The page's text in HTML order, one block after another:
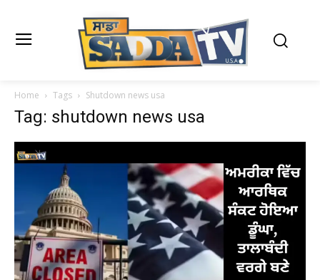
Home Tags Shutdown news usa
Tag: shutdown news usa